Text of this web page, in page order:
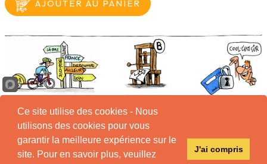
Tous
droits
Ce site utilise des cookies - Nous
utilisons des cookies pour vous
garantir la meilleure expérience sur le
site. Pour en savoir plus, veuillez
J'ai compris